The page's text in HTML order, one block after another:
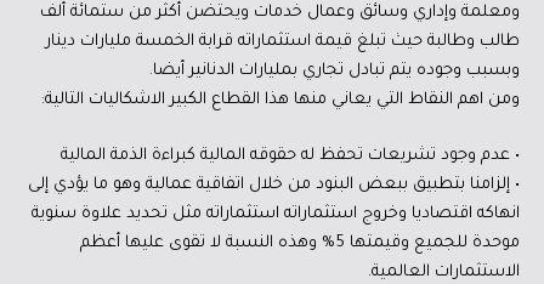
ومعلمة وإداري وسائق وعمال خدمات ويحتضن أكثر من ستمائة ألف
طالب وطالبة حيث تبلغ قيمة استثماراته قرابة الخمسة مليارات دينار
وبسبب وجوده يتم تبادل تجاري بمليارات الدنانير أيضا.
ومن اهم النقاط التي يعاني منها هذا القطاع الكبير الاشكاليات التالية:
• عدم وجود تشريعات تحفظ له حقوقه المالية كبراءة الذمة المالية
• إلزامنا بتطبيق ببعض البنود من خلال اتفاقية عمالية وهو ما يؤدي إلى
انهاكه اقتصاديا وخروج استثماراته استثماراته مثل تحديد علاوة سنوية
موحدة للجميع وقيمتها 5% وهذه النسبة لا تقوى عليها أعظم
الاستثمارات العالمية.